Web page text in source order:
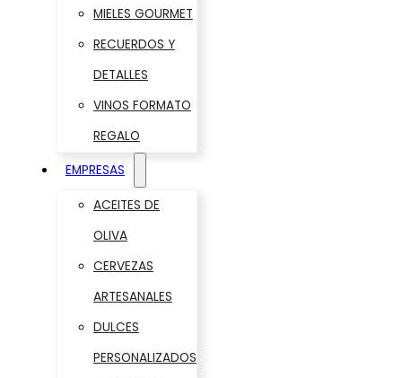
MIELES GOURMET
RECUERDOS Y
DETALLES
VINOS FORMATO
REGALO
EMPRESAS
ACEITES DE
OLIVA
CERVEZAS
ARTESANALES
DULCES
PERSONALIZADOS